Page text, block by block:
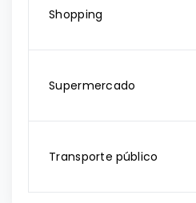
Shopping
Supermercado
Transporte público